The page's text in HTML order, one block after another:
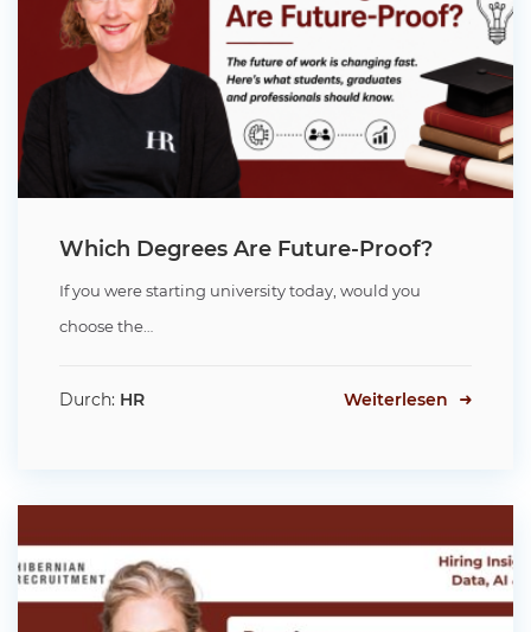
Which Degrees Are Future-Proof?
If you were starting university today, would you
choose the…
Durch: HR Weiterlesen